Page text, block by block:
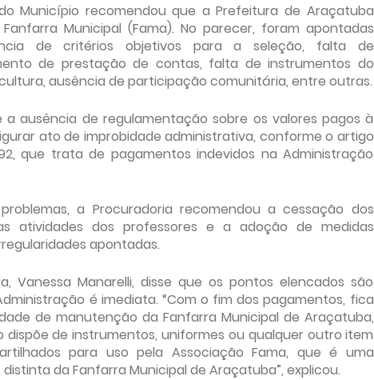
Município recomendou que a Prefeitura de Araçatuba
Municipal (Fama). No parecer, foram apontadas
de critérios objetivos para a seleção, falta de
de prestação de contas, falta de instrumentos do
ausência de participação comunitária, entre outras.
ausência de regulamentação sobre os valores pagos à
ato de improbidade administrativa, conforme o artigo
que trata de pagamentos indevidos na Administração
a Procuradoria recomendou a cessação dos
atividades dos professores e a adoção de medidas
apontadas.
Vanessa Manarelli, disse que os pontos elencados são
é imediata. “Com o fim dos pagamentos, fica
de manutenção da Fanfarra Municipal de Araçatuba,
de instrumentos, uniformes ou qualquer outro item
para uso pela Associação Fama, que é uma
da Fanfarra Municipal de Araçatuba”, explicou.